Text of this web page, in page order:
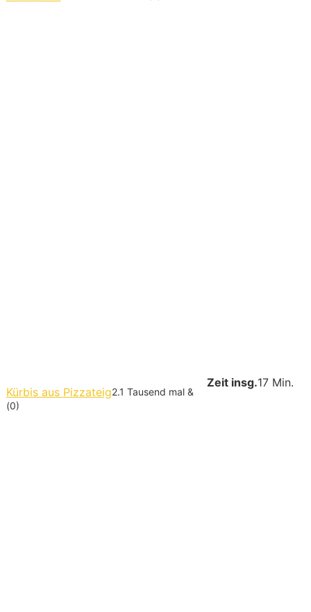
Zeit insg.17 Min.
Kürbis aus Pizzateig2.1 Tausend mal &
(0)